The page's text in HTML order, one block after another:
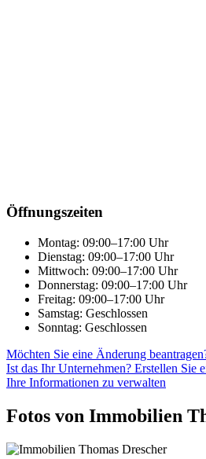
Öffnungszeiten
Montag: 09:00–17:00 Uhr
Dienstag: 09:00–17:00 Uhr
Mittwoch: 09:00–17:00 Uhr
Donnerstag: 09:00–17:00 Uhr
Freitag: 09:00–17:00 Uhr
Samstag: Geschlossen
Sonntag: Geschlossen
Möchten Sie eine Änderung
Ist das Ihr Unternehmen? Erstellen Sie
Ihre Informationen zu verwalten
Fotos von Immobilien